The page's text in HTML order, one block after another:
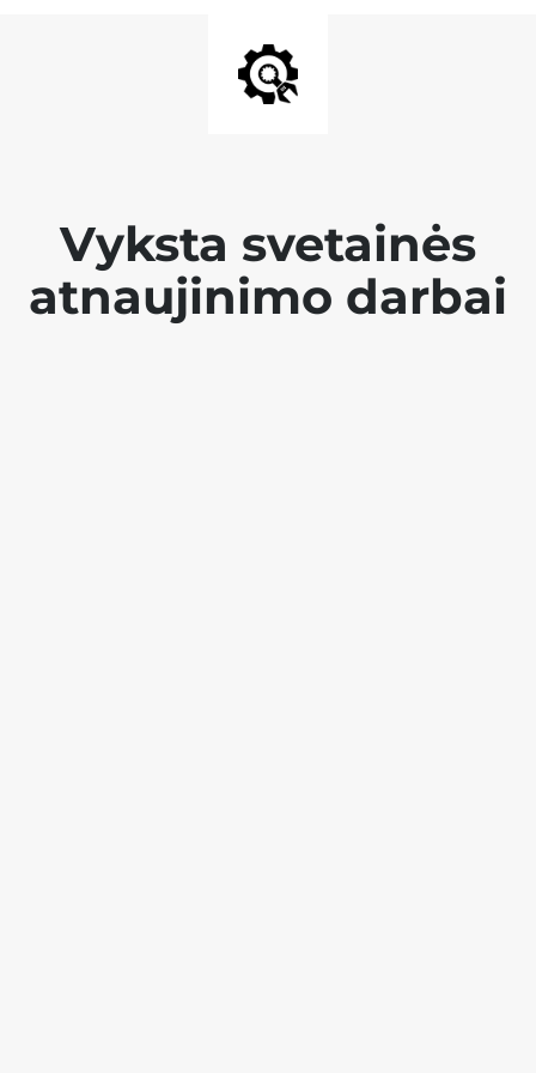
Vyksta svetainės
atnaujinimo darbai